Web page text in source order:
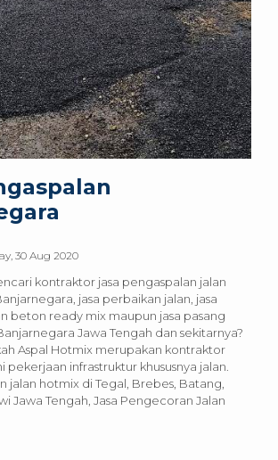
30 Aug 2020
kontraktor jasa pengaspalan jalan
jasa perbaikan jalan, jasa
beton ready mix maupun jasa pasang
Jawa Tengah dan sekitarnya?
Aspal Hotmix merupakan kontraktor
pekerjaan infrastruktur khususnya jalan.
jalan hotmix di Tegal, Brebes, Batang,
Jawa Tengah, Jasa Pengecoran Jalan